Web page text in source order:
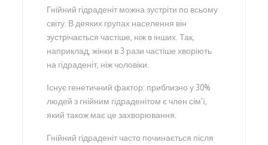
Гнійний гідраденіт можна зустріти по всьому
світу. В деяких групах населення він
зустрічається частіше, ніж в інших. Так,
наприклад, жінки в 3 рази частіше хворіють
на гідраденіт, ніж чоловіки.
Існує генетичний фактор: приблизно у 30%
людей з гнійним гідраденітом є член сім’ї,
який також має це захворювання.
Гнійний гідраденіт часто починається після